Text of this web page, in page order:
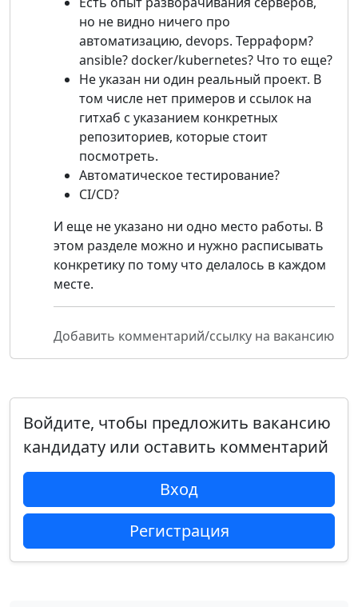
но не видно ничего про
автоматизацию, devops. Терраформ?
ansible? docker/kubernetes? Что то еще?
Не указан ни один реальный проект. В
том числе нет примеров и ссылок на
гитхаб с указанием конкретных
репозиториев, которые стоит
посмотреть.
Автоматическое тестирование?
CI/CD?
И еще не указано ни одно место работы. В
этом разделе можно и нужно расписывать
конкретику по тому что делалось в каждом
месте.
Добавить комментарий/ссылку на вакансию
Войдите, чтобы предложить вакансию
кандидату или оставить комментарий
Вход
Регистрация